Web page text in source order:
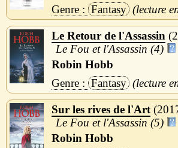
Fantasy
Le Retour de l'Assassin
Le Fou et l'Assassin (4)
Robin Hobb
Fantasy
Sur les rives de l'Art
Le Fou et l'Assassin (5)
Robin Hobb